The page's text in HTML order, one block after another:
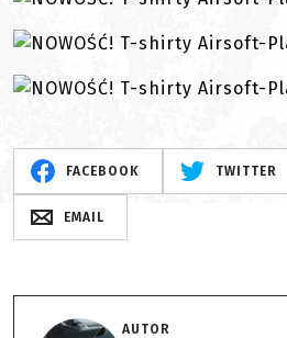
FACEBOOK TWITTER
EMAIL
AUTOR